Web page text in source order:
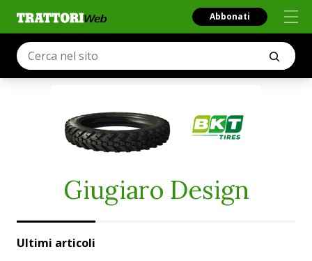
Abbonati
Giugiaro Design
Ultimi articoli